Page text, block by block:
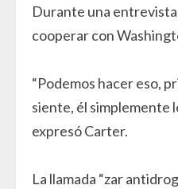
Durante una
cooperar con
“Podemos hacer eso,
siente, él simplemente
expresó Carter.
La llamada “zar